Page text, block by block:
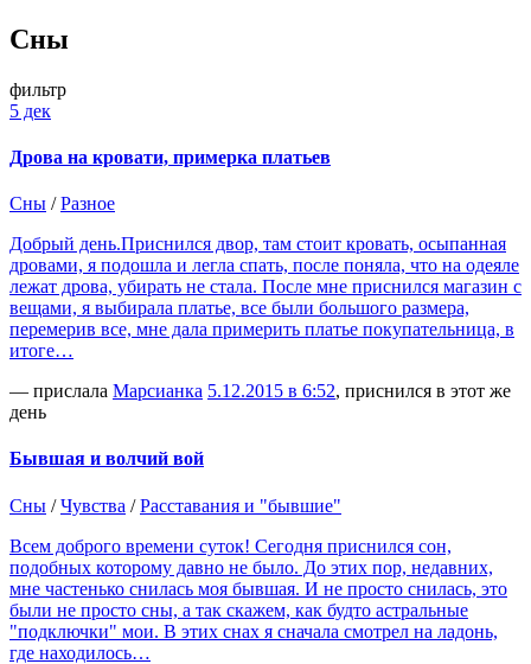
Сны
фильтр
5 дек
Дрова на кровати, примерка платьев
Сны /Разное
Добрый день.Приснился двор, там стоит кровать, осыпанная
дровами, я подошла и легла спать, после поняла, что на одеяле
лежат дрова, убирать не стала. После мне приснился магазин с
вещами, я выбирала платье, все были большого размера,
перемерив все, мне дала примерить платье покупательница, в
итоге…
— прислала Марсианка 5.12.2015 в 6:52, приснился в этот же
день
Бывшая и волчий вой
Сны /Чувства /Расставания и "бывшие"
Всем доброго времени суток! Сегодня приснился сон,
подобных которому давно не было. До этих пор, недавних,
мне частенько снилась моя бывшая. И не просто снилась, это
были не просто сны, а так скажем, как будто астральные
"подключки" мои. В этих снах я сначала смотрел на ладонь,
где находилось…